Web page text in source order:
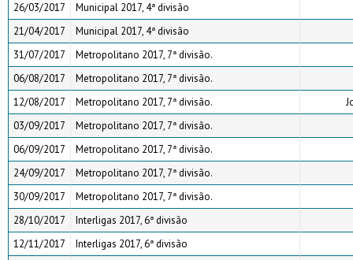
26/03/2017
Municipal 2017, 4ª divisão
21/04/2017
Municipal 2017, 4ª divisão
31/07/2017
Metropolitano 2017, 7ª divisão.
06/08/2017
Metropolitano 2017, 7ª divisão.
12/08/2017
Metropolitano 2017, 7ª divisão.
03/09/2017
Metropolitano 2017, 7ª divisão.
06/09/2017
Metropolitano 2017, 7ª divisão.
24/09/2017
Metropolitano 2017, 7ª divisão.
30/09/2017
Metropolitano 2017, 7ª divisão.
28/10/2017
Interligas 2017, 6ª divisão
12/11/2017
Interligas 2017, 6ª divisão